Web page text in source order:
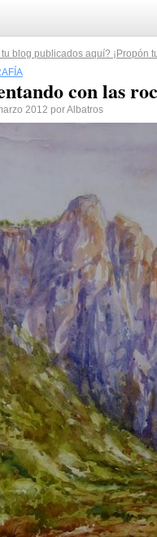
blog publicados aquí? ¡Propón
con las
2012 por Albatros